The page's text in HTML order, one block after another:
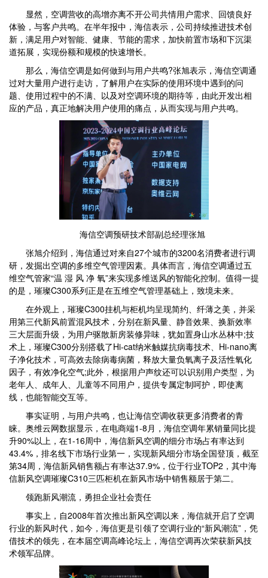
显然，空调营收的高增亦离不开公司共情用户需求、回馈良好
体验，与客户共鸣。在半年报中，海信表示，公司持续推进技术创
新，满足用户对智能、健康、节能的需求，加快前置市场和下沉渠
道拓展，实现份额和规模的快速增长。
那么，海信空调是如何做到与用户共鸣?张旭表示，海信空调通
过对大量用户进行走访，了解用户在实际的使用环境中遇到的问
题、使用过程中的不满、以及对空调环境的期待等，由此开发出相
应的产品，真正地解决用户使用的痛点，从而实现与用户共鸣。
海信空调预研技术部副总经理张旭
张旭介绍到，海信通过对来自27个城市的3200名消费者进行调
研，发掘出空调的多维空气管理因素。具体而言，海信空调通过五
维空气管家“温 湿 风 净 氧”来实现多维送风的智能化控制。值得一提
的是，璀璨C300系列正是在五维空气管理基础上，致境未来。
在外观上，璀璨C300挂机与柜机均呈现简约、纤薄之美，并采
用第三代新风前置混风技术，分别在新风量、静音效果、换新效率
三大层面升级，为用户驱散新房装修异味，犹如置身山水丛林中;技
术上，璀璨C300分别搭载了Hi-cat纳米触媒抗病毒技术、Hi-nano离
子净化技术，可高效去除病毒病菌，释放大量负氧离子及活性氧化
因子，有效净化空气;此外，根据用户声纹还可以识别用户类型，为
老年人、成年人、儿童等不同用户，提供专属定制呵护，即使离
线，也能智能交互等。
事实证明，与用户共鸣，也让海信空调收获更多消费者的青
睐。奥维云网数据显示，在电商端1-8月，海信空调年累销量同比提
升90%以上，在1-16周中，海信新风空调的细分市场占有率达到
43.4%，排名线下市场行业第一，实现新风细分市场全国登顶，截至
第34周，海信新风销售额占有率达37.9%，位于行业TOP2，其中海
信新风空调璀璨C310三匹柜机在新风市场中销售额居于第二。
领跑新风潮流，勇担企业社会责任
事实上，自2008年首次推出新风空调以来，海信就开启了空调
行业的新风时代，如今，海信更是引领了空调行业的“新风潮流”，凭
借技术的领先，在本届空调高峰论坛上，海信空调再次荣获新风技
术领军品牌。